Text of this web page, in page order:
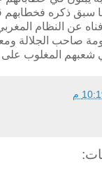
سبق ذكره فخطابهم
عن النظام
صاحب الجلالة
في شعبهم المغلوب
م